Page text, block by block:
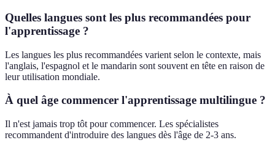
Quelles langues sont les plus recommandées pour
l'apprentissage ?
Les langues les plus recommandées varient selon le contexte, mais
l'anglais, l'espagnol et le mandarin sont souvent en tête en raison de
leur utilisation mondiale.
À quel âge commencer l'apprentissage multilingue ?
Il n'est jamais trop tôt pour commencer. Les spécialistes
recommandent d'introduire des langues dès l'âge de 2-3 ans.